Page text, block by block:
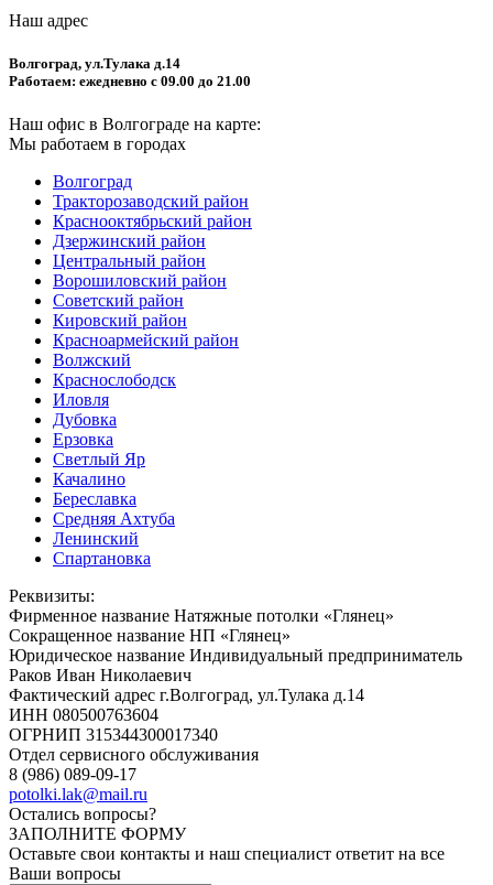
Наш адрес
Волгоград, ул.Тулака д.14
Работаем: ежедневно с 09.00 до 21.00
Наш офис в Волгограде на карте:
Мы работаем в городах
Волгоград
Тракторозаводский район
Краснооктябрьский район
Дзержинский район
Центральный район
Ворошиловский район
Советский район
Кировский район
Красноармейский район
Волжский
Краснослободск
Иловля
Дубовка
Ерзовка
Светлый Яр
Качалино
Береславка
Средняя Ахтуба
Ленинский
Спартановка
Реквизиты:
Фирменное название Натяжные потолки «Глянец»
Сокращенное название НП «Глянец»
Юридическое название Индивидуальный предприниматель
Раков Иван Николаевич
Фактический адрес г.Волгоград, ул.Тулака д.14
ИНН 080500763604
ОГРНИП 315344300017340
Отдел сервисного обслуживания
8 (986) 089-09-17
potolki.lak@mail.ru
Остались вопросы?
ЗАПОЛНИТЕ ФОРМУ
Оставьте свои контакты и наш специалист ответит на все
Ваши вопросы